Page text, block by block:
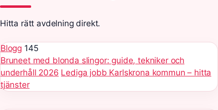
Hitta rätt avdelning direkt.
Blogg 145
Bruneet med blonda slingor: guide, tekniker och
underhåll 2026 Lediga jobb Karlskrona kommun – hitta
tjänster